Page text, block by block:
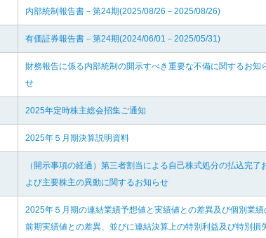
内部統制報告書－第24期(2025/08/26－2025/08/26)
有価証券報告書－第24期(2024/06/01－2025/05/31)
財務報告に係る内部統制の開示すべき重要な不備に関するお知
せ
2025年定時株主総会招集ご通知
2025年５月期決算説明資料
（開示事項の経過）第三者割当による自己株式処分の払込完了
よび主要株主の異動に関するお知らせ
2025年５月期の連結業績予想値と実績値との差異及び個別業績
前期実績値との差異、並びに連結決算上の特別利益及び特別損